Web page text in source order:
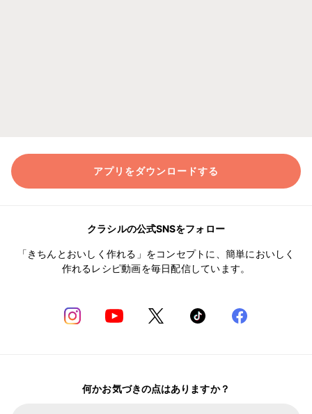
アプリをダウンロードする
クラシルの公式SNSをフォロー
「きちんとおいしく作れる」をコンセプトに、簡単においしく
作れるレシピ動画を毎日配信しています。
何かお気づきの点はありますか？